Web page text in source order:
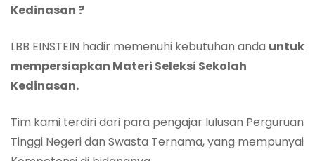
Kedinasan ?
LBB EINSTEIN hadir memenuhi kebutuhan anda untuk
mempersiapkan Materi Seleksi Sekolah
Kedinasan.
Tim kami terdiri dari para pengajar lulusan Perguruan
Tinggi Negeri dan Swasta Ternama, yang mempunyai